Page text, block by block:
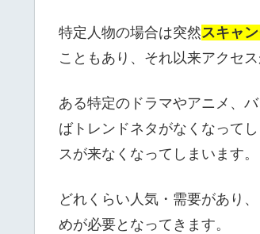
特定人物の場合は突然スキャ
こともあり、それ以来アクセ
ある特定のドラマやアニメ、
ばトレンドネタがなくなって
スが来なくなってしまいます。
どれくらい人気・需要があり
めが必要となってきます。